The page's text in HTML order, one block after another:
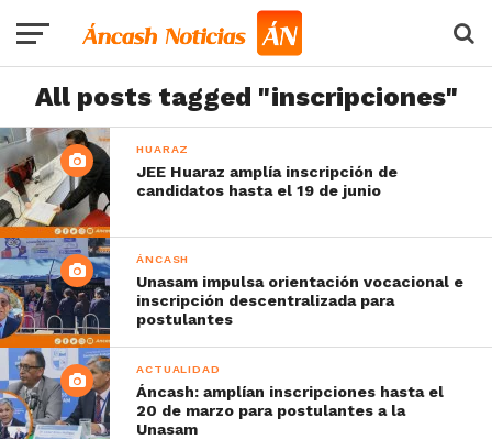
All posts tagged "inscripciones"
HUARAZ
JEE Huaraz amplía inscripción de
candidatos hasta el 19 de junio
ÁNCASH
Unasam impulsa orientación vocacional e
inscripción descentralizada para
postulantes
ACTUALIDAD
Áncash: amplían inscripciones hasta el
20 de marzo para postulantes a la
Unasam